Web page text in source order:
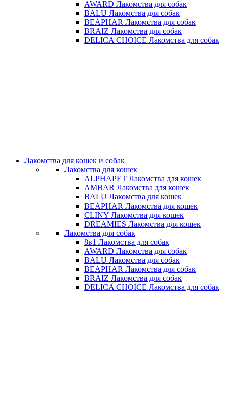
AWARD Лакомства для собак
BALU Лакомства для собак
BEAPHAR Лакомства для собак
BRAIZ Лакомства для собак
DELICA CHOICE Лакомства для собак
Лакомства для кошек и собак
Лакомства для кошек
ALPHAPET Лакомства для кошек
AMBAR Лакомства для кошек
BALU Лакомства для кошек
BEAPHAR Лакомства для кошек
CLINY Лакомства для кошек
DREAMIES Лакомства для кошек
Лакомства для собак
8в1 Лакомства для собак
AWARD Лакомства для собак
BALU Лакомства для собак
BEAPHAR Лакомства для собак
BRAIZ Лакомства для собак
DELICA CHOICE Лакомства для собак